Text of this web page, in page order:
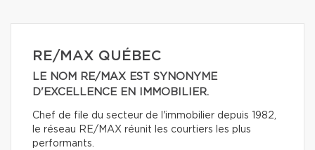
RE/MAX QUÉBEC
LE NOM RE/MAX EST SYNONYME
D'EXCELLENCE EN IMMOBILIER.
Chef de file du secteur de l'immobilier depuis 1982,
le réseau RE/MAX réunit les courtiers les plus
performants.